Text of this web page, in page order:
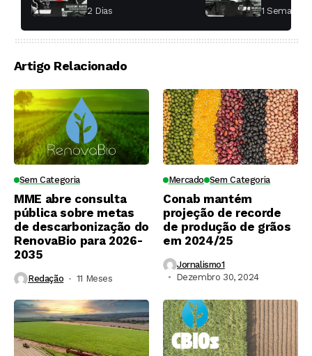
aumentar a
produtividade das
soqueiras?
2 Dias ⁮
fábricas
1 Semana ⁮
Artigo Relacionado
Sem Categoria
MME abre consulta
pública sobre metas
de descarbonização do
RenovaBio para 2026-
2035
Redação 11 Meses ⁮
Mercado Sem Categoria
Conab mantém
projeção de recorde
de produção de grãos
em 2024/25
Jornalismo1
Dezembro 30, 2024